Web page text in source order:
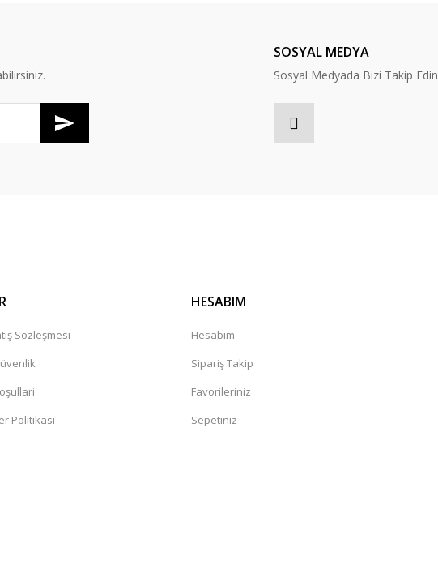
SOSYAL MEDYA
Sosyal Medyada Bizi Takip Edin
Sözleşmesi
Politikası
HESABIM
Hesabım
Sipariş Takip
Favorileriniz
Sepetiniz